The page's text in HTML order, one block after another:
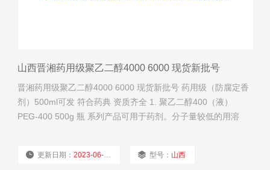
山西晋湘药用级聚乙二醇4000 6000 现货新批号
晋湘药用级聚乙二醇4000 6000 现货新批号 药用级（防腐定香
剂）500ml可发 符合药典 资质齐全 1. 聚乙二醇400（液）
PEG-400 500g 瓶 系列产品可用于药剂。分子量较低的用溶
做软胶囊。药辅有资质 2.聚乙二醇600（液）PEG-
更新日期：2023-06-01 型号： 山西